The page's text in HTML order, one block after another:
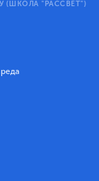
(ШКОЛА "РАССВЕТ")